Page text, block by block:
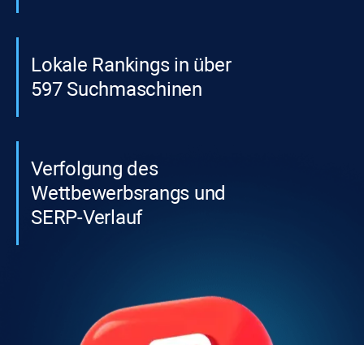
Lokale Rankings in über
597 Suchmaschinen
Verfolgung des
Wettbewerbsrangs und
SERP-Verlauf